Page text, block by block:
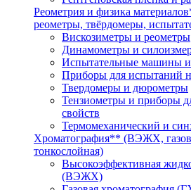
Реометрия и физика
реометры, твёрдомеры,
Вискозиметры и реометры
Динамометры и
Испытательные машины
Приборы для испытаний
Твердомеры и дюрометры
Тензиометры и приборы
свойств
Термомеханический и
Хроматография** (ВЭЖХ,
тонкослойная)
Высокоэффективная
(ВЭЖХ)